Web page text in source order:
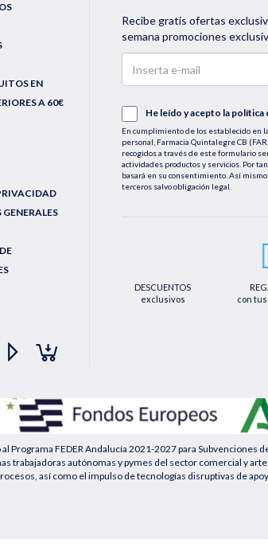
EN
A 60€
Recibe gratis ofertas
semana promociones
He leído y acepto la política
En cumplimiento de los establecido en
personal, Farmacia Quintalegre CB
recogidos a través de este formulario
actividades productos y servicios. Por
basará en su consentimiento. Así
terceros salvo obligación legal.
le asisten a través de la dirección de
DESCUENTOS
exclusivos
con
Programa FEDER Andalucía 2021-2027 para
trabajadoras autónomas y pymes del sector comercial y
así como el impulso de tecnologías disruptivas de